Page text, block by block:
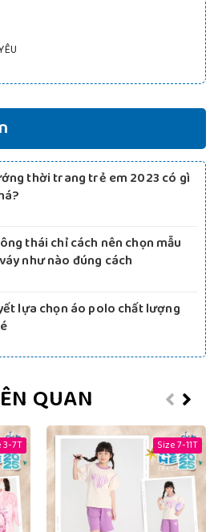
thời trang trẻ em 2023 có gì
thái chỉ cách nên chọn mẫu
như nào đúng cách
lựa chọn áo polo chất lượng
QUAN
3-7T Size 7-11T